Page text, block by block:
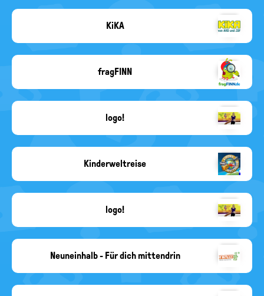
KiKA
fragFINN
Quelle:
logo!
fehlt
Kinderweltreise
Quelle:
ZDF/Kerstin
logo!
Neuneinhalb - Für dich mittendrin